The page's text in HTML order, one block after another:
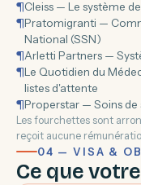
¶Cleiss — Le système
¶Pratomigranti —
National (SSN)
¶Arletti Partners —
¶Le Quotidien du
listes d'attente
¶Properstar — Soins de
Les fourchettes sont
reçoit aucune
04 — VISA &
Ce que